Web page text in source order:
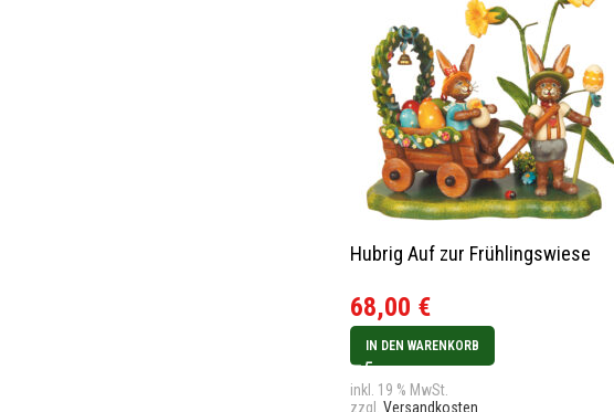
Hubrig Auf zur Frühlingswiese
68,00 €
IN DEN WARENKORB
inkl. 19 % MwSt.
zzgl.Versandkosten